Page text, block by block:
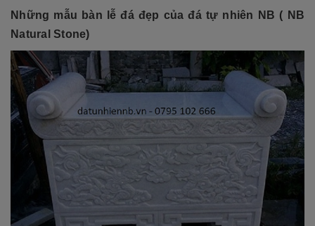
Những mẫu bàn lễ đá đẹp của đá tự nhiên NB ( NB
Natural Stone)